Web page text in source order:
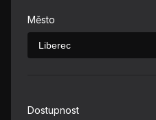
Město
Dostupnost